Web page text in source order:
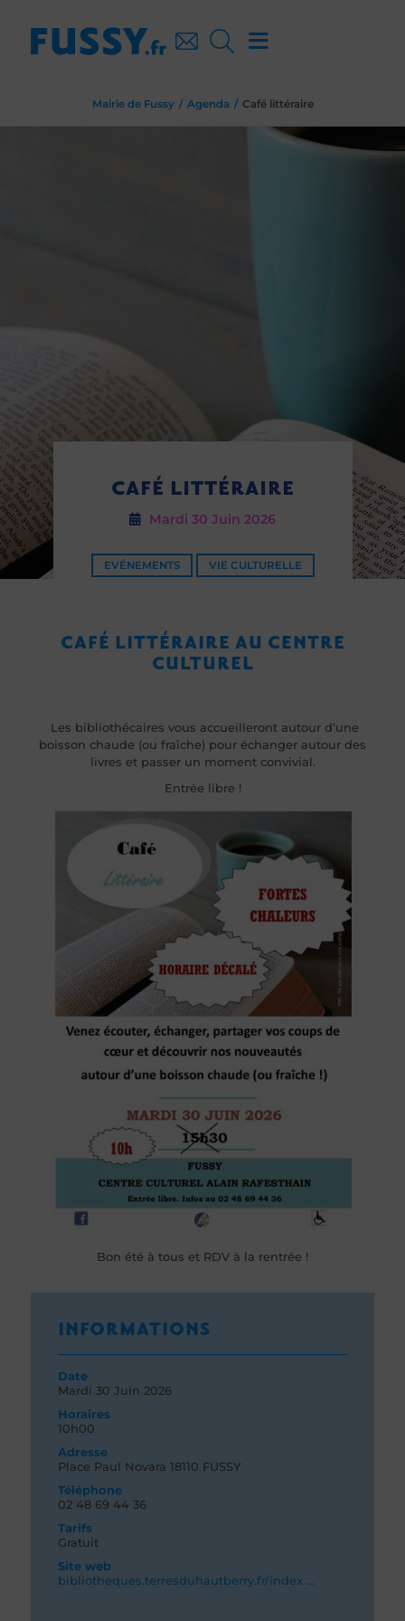
Mairie de Fussy Agenda Café littéraire
CAFÉ LITTÉRAIRE
Mardi 30 Juin 2026
EVÉNEMENTS VIE CULTURELLE
CAFÉ LITTÉRAIRE AU CENTRE
CULTUREL
Les bibliothécaires vous accueilleront autour d’une
boisson chaude (ou fraîche) pour échanger autour des
livres et passer un moment convivial.
Entrée libre !
Bon été à tous et RDV à la rentrée !
INFORMATIONS
Date
Mardi 30 Juin 2026
Horaires
10h00
Adresse
Place Paul Novara 18110 FUSSY
Téléphone
02 48 69 44 36
Tarifs
Gratuit
Site web
bibliotheques.terresduhautberry.fr/index ...